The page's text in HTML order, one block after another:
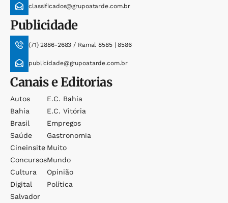
classificados@grupoatarde.com.br
Publicidade
(71) 2886-2683 / Ramal 8585 | 8586
publicidade@grupoatarde.com.br
Canais e Editorias
Autos
Bahia
Brasil
Saúde
Cineinsite
Concursos
Cultura
Digital
Salvador
E.c. Bahia
E.c. Vitória
Empregos
Gastronomia
Muito
Mundo
Opinião
Política